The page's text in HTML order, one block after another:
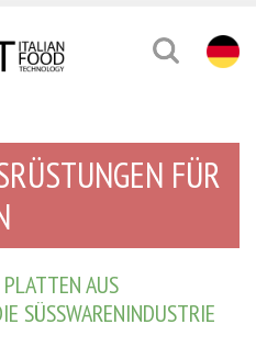
FÜR
AUS
SÜSSWARENINDUSTRIE G